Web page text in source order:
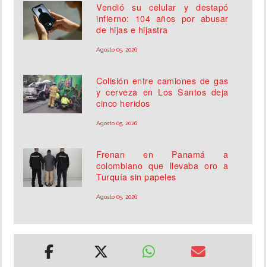
Vendió su celular y destapó
infierno: 104 años por abusar
de hijas e hijastra
Agosto 05, 2026
Colisión entre camiones de gas
y cerveza en Los Santos deja
cinco heridos
Agosto 05, 2026
Frenan en Panamá a
colombiano que llevaba oro a
Turquía sin papeles
Agosto 05, 2026